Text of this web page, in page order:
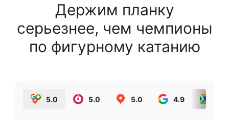
Держим планку
серьезнее, чем чемпионы
по фигурному катанию
5.0 5.0 5.0 4.9